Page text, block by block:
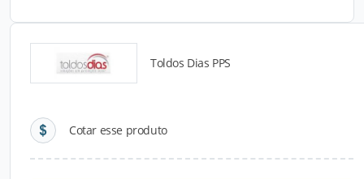
Toldos Dias PPS
Cotar esse produto
Detalhes do produto
Descrição do Produto